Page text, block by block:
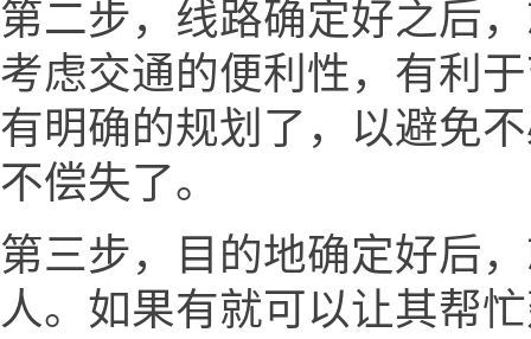
第二步，线路确定好之后
考虑交通的便利性，有利
有明确的规划了，以避免
不偿失了。
第三步，目的地确定好后
人。如果有就可以让其帮